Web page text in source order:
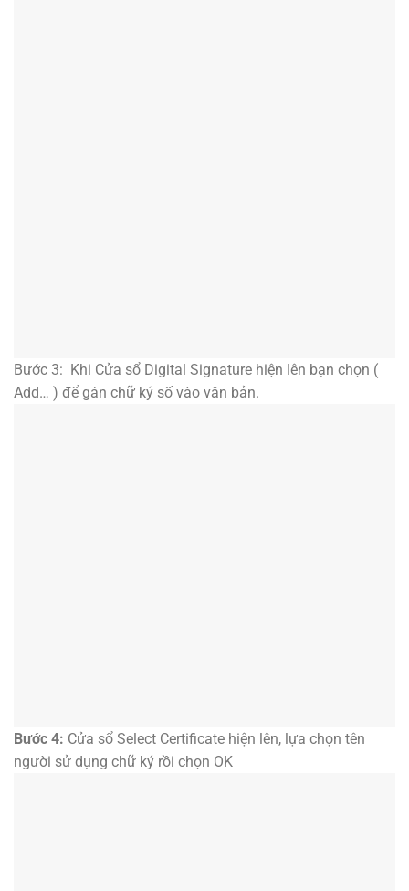
Bước 3: Khi Cửa sổ Digital Signature hiện lên bạn chọn (
Add… ) để gán chữ ký số vào văn bản.
Bước 4: Cửa sổ Select Certificate hiện lên, lựa chọn tên
người sử dụng chữ ký rồi chọn OK